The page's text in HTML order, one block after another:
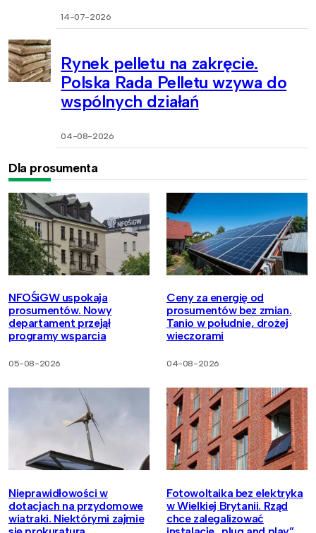
14-07-2026
Rynek pelletu na zakręcie.
Polska Rada Pelletu wzywa do
wspólnych działań
04-08-2026
Dla prosumenta
NFOŚiGW uspokaja
prosumentów. Nowy
departament przejął
programy wsparcia
05-08-2026
Ceny za energię od
prosumentów bez zmian.
Tanio w południe, drożej
wieczorami
04-08-2026
Nieprawidłowości w
dotacjach na przydomowe
wiatraki. Niektórymi zajmie
Fotowoltaika bez elektryka
w Wielkiej Brytanii. Rząd
chce zalegalizować